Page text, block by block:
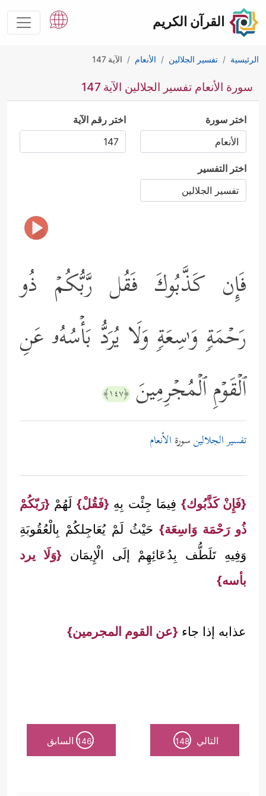
القرآن الكريم
الرئيسية تفسير الجلالين الأنعام الآية 147
سورة الأنعام تفسير الجلالين الآية 147
اختر سورة اختر رقم الآية
اختر التفسير
فَإِن كَذَّبُوكَ فَقُل رَّبُّكُمۡ ذُو
رَحۡمَةࣲ وَ ٰ⁠سِعَةࣲ وَلَا یُرَدُّ بَأۡسُهُۥ عَنِ
ٱلۡقَوۡمِ ٱلۡمُجۡرِمِینَ ﴿١٤٧﴾
تفسير الجلالينسورة الأنعام
{فَإِنْ كَذَّبُوك} فِيمَا جِئْت بِهِ {فَقُلْ} لَهُمْ {رَبّكُمْ
ذُو رَحْمَة وَاسِعَة} حَيْثُ لَمْ يُعَاجِلكُمْ بِالْعُقُوبَةِ
وَفِيهِ تَلَطُّف بِدُعَائِهِمْ إلَى الْإِيمَان {وَلَا يرد
بأسه}
عذابه إذا جاء {عن القوم المجرمين}
التالي 148
146 السابق